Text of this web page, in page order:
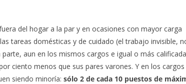
del hogar a la par y en ocasiones con mayor carga
tareas domésticas y de cuidado (el trabajo invisible,
aun en los mismos cargos e igual o más
ciento menos que sus pares varones. Y en los cargos
siendo minoría: sólo 2 de cada 10 puestos de